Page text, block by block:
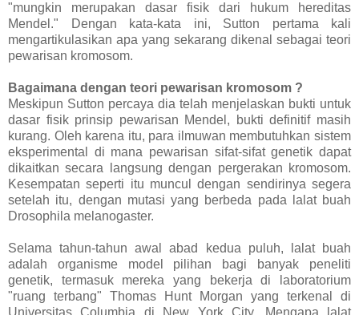
"mungkin merupakan dasar fisik dari hukum hereditas
Mendel." Dengan kata-kata ini, Sutton pertama kali
mengartikulasikan apa yang sekarang dikenal sebagai teori
pewarisan kromosom.
Bagaimana dengan teori pewarisan kromosom ?
Meskipun Sutton percaya dia telah menjelaskan bukti untuk
dasar fisik prinsip pewarisan Mendel, bukti definitif masih
kurang. Oleh karena itu, para ilmuwan membutuhkan sistem
eksperimental di mana pewarisan sifat-sifat genetik dapat
dikaitkan secara langsung dengan pergerakan kromosom.
Kesempatan seperti itu muncul dengan sendirinya segera
setelah itu, dengan mutasi yang berbeda pada lalat buah
Drosophila melanogaster.
Selama tahun-tahun awal abad kedua puluh, lalat buah
adalah organisme model pilihan bagi banyak peneliti
genetik, termasuk mereka yang bekerja di laboratorium
"ruang terbang" Thomas Hunt Morgan yang terkenal di